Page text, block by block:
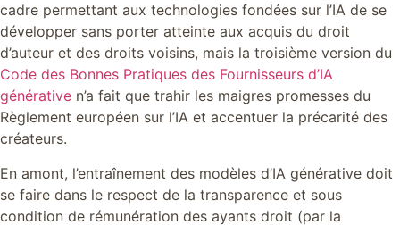
cadre permettant aux technologies fondées sur l’IA de se
développer sans porter atteinte aux acquis du droit
d’auteur et des droits voisins, mais la troisième version du
Code des Bonnes Pratiques des Fournisseurs d’IA
générative n’a fait que trahir les maigres promesses du
Règlement européen sur l’IA et accentuer la précarité des
créateurs.
En amont, l’entraînement des modèles d’IA générative doit
se faire dans le respect de la transparence et sous
condition de rémunération des ayants droit (par la